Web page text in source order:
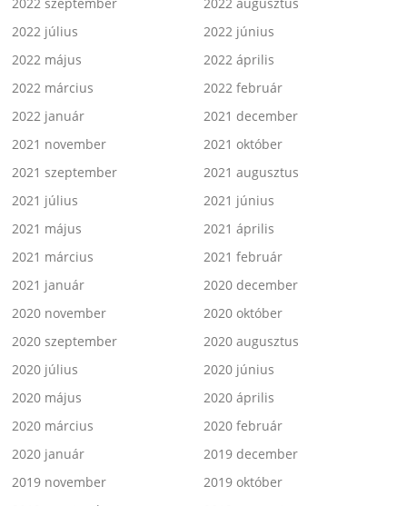
2022 július
2022 június
2022 május
2022 április
2022 március
2022 február
2022 január
2021 december
2021 november
2021 október
2021 szeptember
2021 augusztus
2021 július
2021 június
2021 május
2021 április
2021 március
2021 február
2021 január
2020 december
2020 november
2020 október
2020 szeptember
2020 augusztus
2020 július
2020 június
2020 május
2020 április
2020 március
2020 február
2020 január
2019 december
2019 november
2019 október